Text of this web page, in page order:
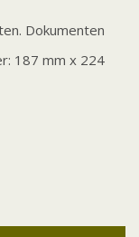
Dokumenten
187 mm x 224